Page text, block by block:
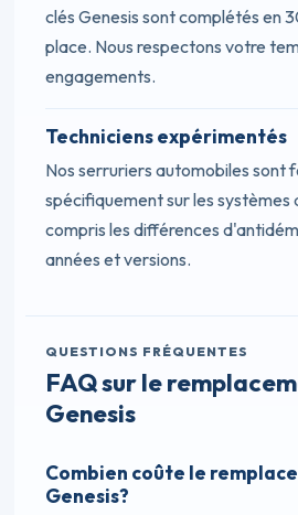
clés Genesis sont complétés en
place. Nous respectons votre
engagements.
Techniciens expérimentés
Nos serruriers automobiles sont
spécifiquement sur les systèmes
compris les différences
années et versions.
QUESTIONS FRÉQUENTES
FAQ sur le
Genesis
Combien coûte le
Genesis?